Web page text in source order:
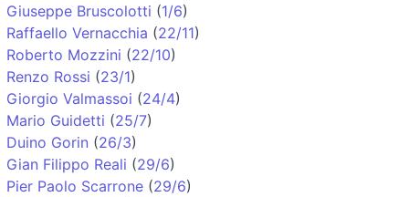
Giuseppe Bruscolotti (1/6)
Raffaello Vernacchia (22/11)
Roberto Mozzini (22/10)
Renzo Rossi (23/1)
Giorgio Valmassoi (24/4)
Mario Guidetti (25/7)
Duino Gorin (26/3)
Gian Filippo Reali (29/6)
Pier Paolo Scarrone (29/6)